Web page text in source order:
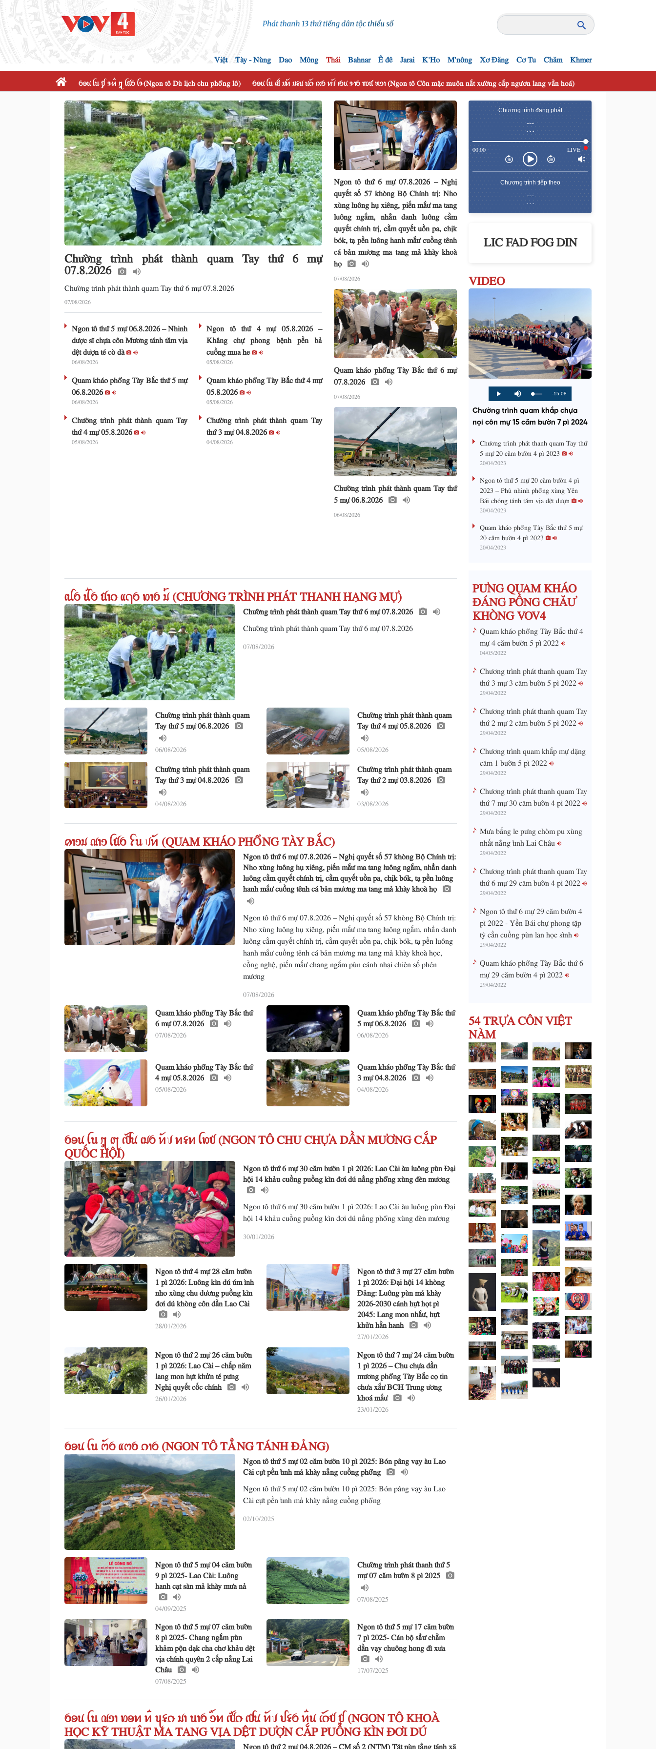
Việt Tày - Nùng Dao Mông Thái Bahnar Ê đê Jarai K'Ho M'nông Xơ Đăng Cơ Tu Chăm Khmer
ꪉꪮꪙ ꪶꪕ ꪤꪴ ꪩꪀꪲ ꪋꪴ ꪶꪠꪉ ꪶꪩ(Ngon tô Dù lịch chu phổng lô) ꪉꪮꪙ ꪶꪕ ꫛ ꪣꪀꪰ ꪣꪺꪙ ꪙꪒꪰ ꪹꪎꪉ ꪀꪚꪰ ꪹꪉꪙ ꪩꪱꪉ ꪪꪽ ꪬꪫꪱ (Ngon tô Côn mặc muôn nắt xường cắp ngươn lang vằn hoá)
Chường trình phát thành quam Tay thứ 6 mự
07.8.2026
Chường trình phát thành quam Tay thứ 6 mự 07.8.2026
07/08/2026
Ngon tô thứ 5 mự 06.8.2026 – Nhinh
dược sĩ chựa côn Mương tánh tăm vịa
dệt dượn té cò dà
06/08/2026
Quam kháo phổng Tày Bắc thứ 5 mự
06.8.2026
06/08/2026
Chường trình phát thành quam Tay
thứ 4 mự 05.8.2026
05/08/2026
Ngon tô thứ 4 mự 05.8.2026 –
Khâng chự phong bệnh pền bả
cuồng mua he
05/08/2026
Quam kháo phổng Tày Bắc thứ 4 mự
05.8.2026
05/08/2026
Chường trình phát thành quam Tay
thứ 3 mự 04.8.2026
04/08/2026
Ngon tô thứ 6 mự 07.8.2026 – Nghị
quyết số 57 khòng Bộ Chính trị: Nho
xùng luông hụ xiêng, piến mắư ma tang
luông ngắm, nhẳn danh luông cằm
quyết chính trị, cằm quyết uồn pa, chịk
bók, tạ pền luông hanh mắư cuồng tênh
cá bản mương ma tang mả khày khoà
họ
07/08/2026
Quam kháo phổng Tày Bắc thứ 6 mự
07.8.2026
07/08/2026
Chường trình phát thành quam Tay thứ
5 mự 06.8.2026
06/08/2026
Chương trình đang phát
---
- - -
00:00 LIVE
Chương trình tiếp theo
---
- - -
LIC FAD FOG DIN
VIDEO
P
l
y
M
u
e
L
o
d
d
:
P
r
g
e
s
%
R
e
m
i
T
i
-15:08
Chường trình quam khắp chựa
nọi côn mự 15 căm bườn 7 pì 2024
Chương trình phát thanh quam Tay thứ
5 mự 20 căm bườn 4 pì 2023
20/04/2023
Ngon tô thứ 5 mự 20 căm bườn 4 pì
2023 – Phủ nhinh phổng xùng Yên
Bái chóng tánh tăm vịa dệt dượn
20/04/2023
Quam kháo phổng Tày Bắc thứ 5 mự
20 căm bườn 4 pì 2023
20/04/2023
ꪹꪊꪉ ꪊꪲꪉ ꪠꪱꪒ ꪵꪖꪉ ꪭꪱꪉ ꪣꪳ (CHƯƠNG TRÌNH PHÁT THANH HẠNG MỰ)
Chường trình phát thành quam Tay thứ 6 mự 07.8.2026
Chường trình phát thành quam Tay thứ 6 mự 07.8.2026
07/08/2026
Chường trình phát thành quam
Tay thứ 5 mự 06.8.2026
06/08/2026
Chường trình phát thành quam
Tay thứ 4 mự 05.8.2026
05/08/2026
Chường trình phát thành quam
Tay thứ 3 mự 04.8.2026
04/08/2026
Chường trình phát thành quam
Tay thứ 2 mự 03.8.2026
03/08/2026
ꪁꪱꪫꪣ ꪄꪱꪫ ꪶꪠꪉ ꪼꪕ ꪚꪀꪰ (QUAM KHÁO PHỔNG TÀY BẮC)
Ngon tô thứ 6 mự 07.8.2026 – Nghị quyết số 57 khòng Bộ Chính trị:
Nho xùng luông hụ xiêng, piến mắư ma tang luông ngắm, nhẳn danh
luông cằm quyết chính trị, cằm quyết uồn pa, chịk bók, tạ pền luông
hanh mắư cuồng tênh cá bản mương ma tang mả khày khoà họ
Ngon tô thứ 6 mự 07.8.2026 – Nghị quyết số 57 khòng Bộ Chính trị:
Nho xùng luông hụ xiêng, piến mắư ma tang luông ngắm, nhẳn danh
luông cằm quyết chính trị, cằm quyết uồn pa, chịk bók, tạ pền luông
hanh mắư cuồng tênh cá bản mương ma tang mả khày khoà học,
cồng nghệ, piến mắư chang ngắm pùn cánh nhại chiên số phén
mương
07/08/2026
Quam kháo phổng Tày Bắc thứ
6 mự 07.8.2026
07/08/2026
Quam kháo phổng Tày Bắc thứ
5 mự 06.8.2026
06/08/2026
Quam kháo phổng Tày Bắc thứ
4 mự 05.8.2026
05/08/2026
Quam kháo phổng Tày Bắc thứ
3 mự 04.8.2026
04/08/2026
ꪉꪮꪙ ꪶꪕ ꪋꪴ ꪹꪋ ꫄ꪤꪙ ꪹꪣꪉ ꪀꪰꪚ ꪀꪺꪀ ꪶꪭꪥ (NGON TÔ CHU CHỰA DẦN MƯƠNG CẮP
QUỐC HỘI)
Ngon tô thứ 6 mự 30 căm bườn 1 pì 2026: Lao Cài àu luông pùn Đại
hội 14 khảu cuồng puồng kìn đơi dú nẳng phổng xùng đèn mương
Ngon tô thứ 6 mự 30 căm bườn 1 pì 2026: Lao Cài àu luông pùn Đại
hội 14 khảu cuồng puồng kìn đơi dú nẳng phổng xùng đèn mương
30/01/2026
Ngon tô thứ 4 mự 28 căm bườn
1 pì 2026: Luông kìn dú úm ình
nho xùng chu dương puồng kìn
đơi dú khòng côn dần Lao Cài
28/01/2026
Ngon tô thứ 3 mự 27 căm bườn
1 pì 2026: Đại hội 14 khòng
Đảng: Luông pùn mả khày
2026-2030 cánh hựt họt pì
2045: Lang mon nhắư, hựt
khửn hằn hanh
27/01/2026
Ngon tô thứ 2 mự 26 căm bườn
1 pì 2026: Lao Cài – chấp năm
lang mon hựt khửn té pưng
Nghị quyết cốc chính
26/01/2026
Ngon tô thứ 7 mự 24 căm bườn
1 pì 2026 – Chu chựa dần
mương phổng Tày Bắc cọ tin
chưa xắư BCH Trung ương
khoá mắư
23/01/2026
ꪉꪮꪙ ꪶꪕ ꪔꪰꪉ ꪵꪔꪉ ꪒꪱꪉ (NGON TÔ TẲNG TÁNH ĐẢNG)
Ngon tô thứ 5 mự 02 căm bườn 10 pì 2025: Bón pâng vạy àu Lao
Cài cựt pền tỉnh mả khày nẳng cuồng phổng
Ngon tô thứ 5 mự 02 căm bườn 10 pì 2025: Bón pâng vạy àu Lao
Cài cựt pền tỉnh mả khày nẳng cuồng phổng
02/10/2025
Ngon tô thứ 5 mự 04 căm bườn
9 pì 2025- Lao Cài: Luông
hanh cạt sàn mả khày mưa nả
04/09/2025
Chường trình phát thanh thứ 5
mự 07 căm bườn 8 pì 2025
07/08/2025
Ngon tô thứ 5 mự 07 căm bườn
8 pì 2025- Chang ngắm pùn
khảm pộn dạk cha chơ khảu dệt
vịa chính quyên 2 cấp nẳng Lai
Châu
07/08/2025
Ngon tô thứ 5 mự 17 căm bườn
7 pì 2025- Cán bộ sẳư chằm
dần vạy chuông hong đì xưa
17/07/2025
ꪉꪮꪙ ꪶꪕ ꪄꪫꪱ ꪭꪮꪀ ꪀꪲ ꪗꪺꪒ ꪣꪱ ꪕꪱꪉ ꪫꪸꪀ ꫃ꪥꪒ ꪹꪤꪙ ꪀꪰꪚ ꪜꪺꪉ ꪀꪲꪙ ꫄ꪒꪥ ꪤꪴ (NGON TÔ KHOÀ
HỌC KỸ THUẬT MA TANG VỊA DỆT DƯỢN CẮP PUỒNG KÌN ĐƠI DÚ
Ngon tô thứ 2 mự 04.8.2026 – CM số 2 (NTM) Tặt pùn tẳng tánh xã
PƯNG QUAM KHÁO
ĐÁNG PỒNG CHĂƯ
KHÒNG VOV4
Quam kháo phổng Tày Bắc thứ 4
mự 4 căm bườn 5 pì 2022
04/05/2022
Chương trình phát thanh quam Tay
thứ 3 mự 3 căm bườn 5 pì 2022
29/04/2022
Chương trình phát thanh quam Tay
thứ 2 mự 2 căm bườn 5 pì 2022
29/04/2022
Chương trình quam khắp mự dặng
căm 1 bườn 5 pì 2022
29/04/2022
Chương trình phát thanh quam Tay
thứ 7 mự 30 căm bườn 4 pì 2022
29/04/2022
Mưa bấng le pưng chòm pu xùng
nhất nẳng tỉnh Lai Châu
29/04/2022
Chương trình phát thanh quam Tay
thứ 6 mự 29 căm bườn 4 pì 2022
29/04/2022
Ngon tô thứ 6 mự 29 căm bườn 4
pì 2022 - Yền Bái chự phong tặp
tỳ cằn cuồng pùn lan học sình
29/04/2022
Quam kháo phổng Tày Bắc thứ 6
mự 29 căm bườn 4 pì 2022
29/04/2022
54 TRỰA CÔN VIỆT
NÀM